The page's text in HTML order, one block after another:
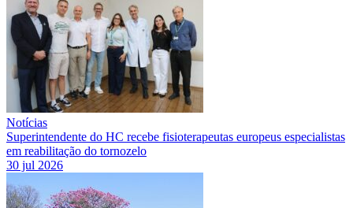
Notícias
Superintendente do HC recebe fisioterapeutas europeus especialistas
em reabilitação do tornozelo
30 jul 2026